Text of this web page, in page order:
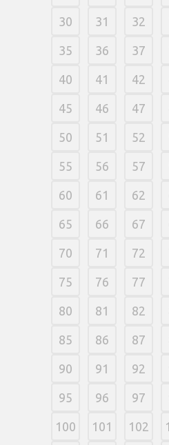
30 31 32
35 36 37
40 41 42
45 46 47
50 51 52
55 56 57
60 61 62
65 66 67
70 71 72
75 76 77
80 81 82
85 86 87
90 91 92
95 96 97
100 101 102